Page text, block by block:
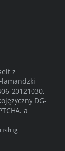
z
20121030,
DG-
a